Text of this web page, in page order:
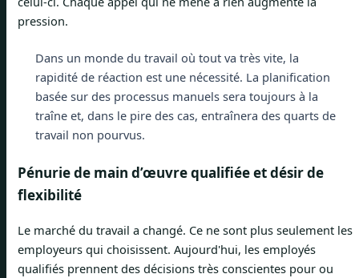
pression.
Dans un monde du travail où tout va très vite, la
rapidité de réaction est une nécessité. La planification
basée sur des processus manuels sera toujours à la
traîne et, dans le pire des cas, entraînera des quarts de
travail non pourvus.
Pénurie de main d’œuvre qualifiée et désir de
flexibilité
Le marché du travail a changé. Ce ne sont plus seulement les
employeurs qui choisissent. Aujourd'hui, les employés
qualifiés prennent des décisions très conscientes pour ou